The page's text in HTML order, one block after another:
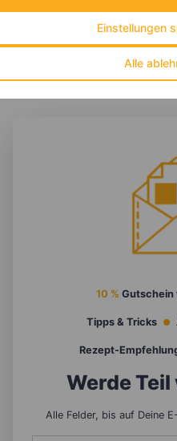
Alle
Einstellungen
10 % Gutschein
Tipps & Tricks
Rezept-
Werde Teil
Alle Felder, bis auf Deine